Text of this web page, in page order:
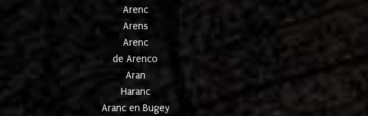
Arenc
Arens
Arenc
de Arenco
Aran
Haranc
Aranc en Bugey